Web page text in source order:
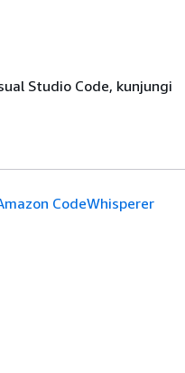
Studio Code, kunjungi
CodeWhisperer